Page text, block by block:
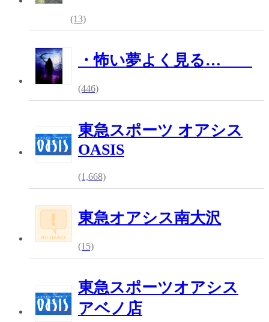
(13)
・怖い夢よく見る…
(446)
東急スポーツ オアシス
OASIS
(1,668)
東急オアシス南大沢
(15)
東急スポーツオアシス
アベノ店